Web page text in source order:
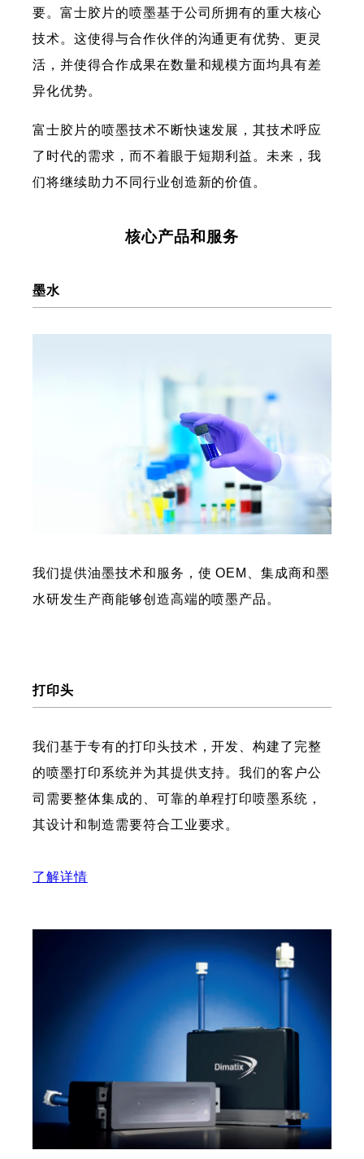
要。富士胶片的喷墨基于公司所拥有的重大核心
技术。这使得与合作伙伴的沟通更有优势、更灵
活，并使得合作成果在数量和规模方面均具有差
异化优势。
富士胶片的喷墨技术不断快速发展，其技术呼应
了时代的需求，而不着眼于短期利益。未来，我
们将继续助力不同行业创造新的价值。
核心产品和服务
墨水
我们提供油墨技术和服务，使 OEM、集成商和墨
水研发生产商能够创造高端的喷墨产品。
打印头
我们基于专有的打印头技术，开发、构建了完整
的喷墨打印系统并为其提供支持。我们的客户公
司需要整体集成的、可靠的单程打印喷墨系统，
其设计和制造需要符合工业要求。
了解详情